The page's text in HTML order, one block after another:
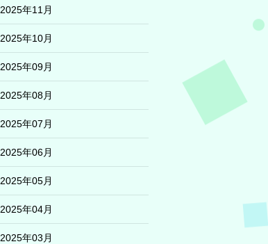
2025年11月
2025年10月
2025年09月
2025年08月
2025年07月
2025年06月
2025年05月
2025年04月
2025年03月